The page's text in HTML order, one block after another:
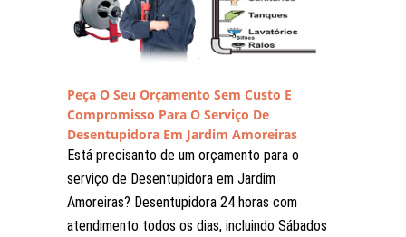
Peça O Seu Orçamento Sem Custo E
Compromisso Para O Serviço De
Desentupidora Em Jardim Amoreiras
Está precisanto de um orçamento para o
serviço de Desentupidora em Jardim
Amoreiras? Desentupidora 24 horas com
atendimento todos os dias, incluindo Sábados